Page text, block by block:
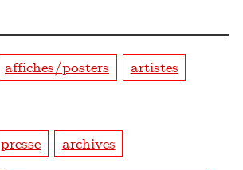
affiches/posters
artistes
presse archives